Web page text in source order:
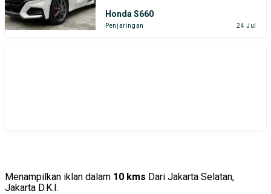
Honda S660
Penjaringan 24 Jul
Menampilkan iklan dalam 10 kms Dari Jakarta Selatan,
Jakarta D.K.I.